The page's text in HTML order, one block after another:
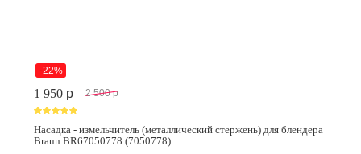
-22%
1 950 p 2 500 p
Насадка - измельчитель (металлический стержень) для блендера
Braun BR67050778 (7050778)